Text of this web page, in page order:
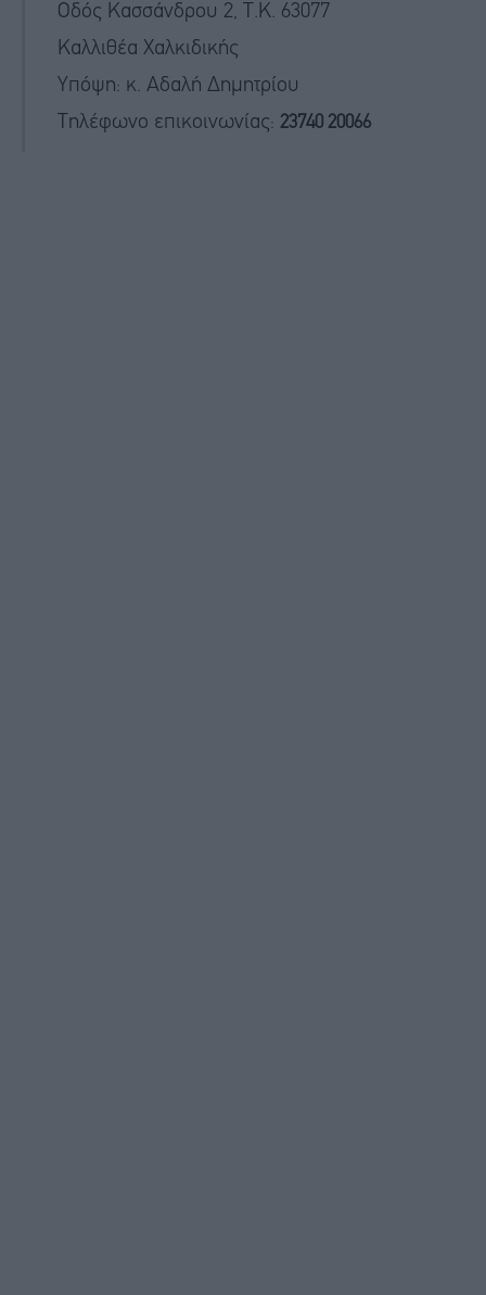
Οδός Κασσάνδρου 2, Τ.Κ. 63077
Καλλιθέα Χαλκιδικής
Υπόψη: κ. Αδαλή Δημητρίου
Τηλέφωνο επικοινωνίας: 23740 20066